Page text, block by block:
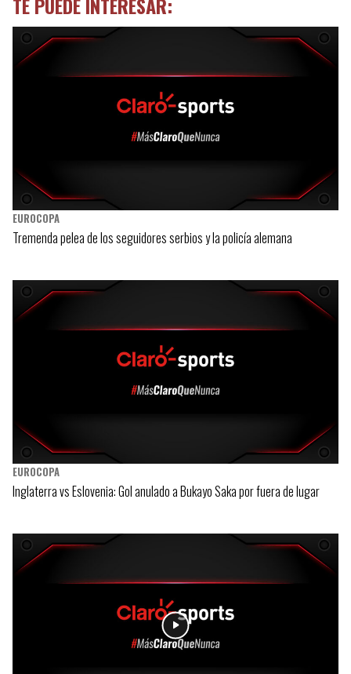
EUROCOPA
Tremenda pelea de los seguidores serbios y la policía alemana
EUROCOPA
Inglaterra vs Eslovenia: Gol anulado a Bukayo Saka por fuera de lugar